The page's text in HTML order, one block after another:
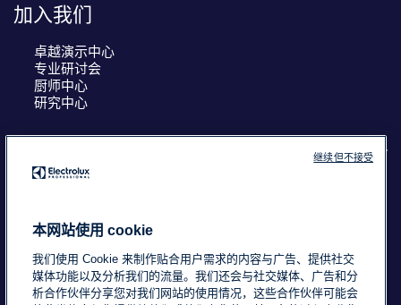
加入我们
卓越演示中心
专业研讨会
厨师中心
研究中心
您的选择： 中国
浙ICP备18015725号-2 Data Privacy Statement
本网站使用 cookie
我们使用 Cookie 来制作贴合用户需求的内容与广告、提供社交
媒体功能以及分析我们的流量。我们还会与社交媒体、广告和分
析合作伙伴分享您对我们网站的使用情况，这些合作伙伴可能会
继续但不接受